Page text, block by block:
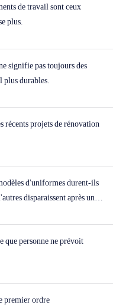
de travail sont ceux
plus.
signifie pas toujours des
plus durables.
récents projets de rénovation
d'uniformes durent-ils
disparaissent après un an
que personne ne prévoit
premier ordre